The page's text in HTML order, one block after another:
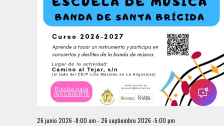
26 junio 2026 -8:00 am -26 septiembre 2026 -5:00 pm